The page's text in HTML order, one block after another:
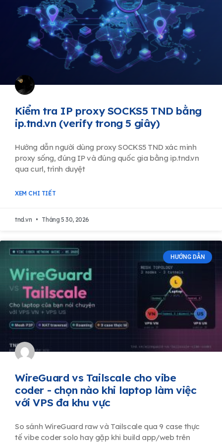
Kiểm tra IP proxy SOCKS5 TND bằng
ip.tnd.vn (verify trong 5 giây)
Hướng dẫn người dùng proxy SOCKS5 TND xác minh
proxy sống, đúng IP và đúng quốc gia bằng ip.tnd.vn
qua curl, trình duyệt
XEM CHI TIẾT
tnd.vn Tháng 5 30, 2026
HƯỚNG DẪN
WireGuard vs Tailscale cho vibe
coder - chọn nào khi laptop làm việc
với VPS đa khu vực
So sánh WireGuard raw và Tailscale qua 9 case thực
tế vibe coder solo hay gặp khi build app/web trên